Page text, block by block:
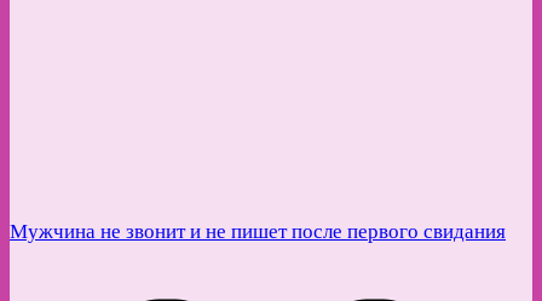
Мужчина не звонит и не пишет после первого свидания